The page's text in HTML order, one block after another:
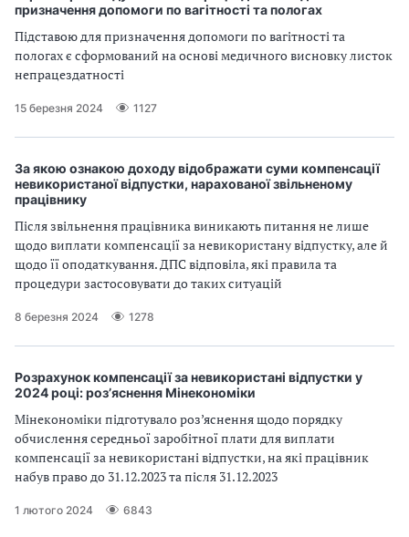
призначення допомоги по вагітності та пологах
Підставою для призначення допомоги по вагітності та
пологах є сформований на основі медичного висновку листок
непрацездатності
15 березня 2024 1127
За якою ознакою доходу відображати суми компенсації
невикористаної відпустки, нарахованої звільненому
працівнику
Після звільнення працівника виникають питання не лише
щодо виплати компенсації за невикористану відпустку, але й
щодо її оподаткування. ДПС відповіла, які правила та
процедури застосовувати до таких ситуацій
8 березня 2024 1278
Розрахунок компенсації за невикористані відпустки у
2024 році: роз’яснення Мінекономіки
Мінекономіки підготувало роз’яснення щодо порядку
обчислення середньої заробітної плати для виплати
компенсації за невикористані відпустки, на які працівник
набув право до 31.12.2023 та після 31.12.2023
1 лютого 2024 6843